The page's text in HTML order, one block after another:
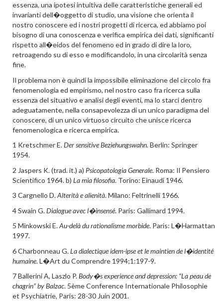
essenza, una ipotesi intuitiva delle caratteristiche generali ed
invarianti dell�oggetto di studio, una visione che orienta il
nostro conoscere ed i nostri progetti di ricerca, ed abbiamo poi
bisogno di una conoscenza e verifica empirica dei dati, significanti
rispetto all�eidos del fenomeno ed in grado di dire la loro,
retroagendo su di esso e modificandolo, in una circolarità senza
fine.
Il problema non è quindi la impossibile eliminazione del circolo fra
fenomenologia ed empirismo, nel nostro caso fra ricerca sulla
essenza del situativo e analisi degli eventi, ma lo starci dentro
adeguatamente, nella consapevolezza di un unico paradigma del
conoscere, di un unico virtuoso circuito che unisce ricerca
fenomenologica e ricerca empirica.
1 Kretschmer E.Der sensitive Beziehungswahn. Berlin: Springer
1954.
2 Jaspers K. (trad. it.) a) Psicopatologia Generale. Roma: Il Pensiero
Scientifico 1964. b) La mia filosofia. Torino: Einaudi 1946.
3 Cargnello D.Alterità e alienità. Milano: Feltrinelli 1966.
4 Swain G.Dialogue avec l�insensé. Paris: Gallimard 1994.
5 Minkowski E.Au-delà du rationalisme morbide. Paris: L�Harmattan
1997.
6 Charbonneau G.La dialectique idem-ipse et le maintien de l�identité
humaine. L�Art du Comprendre 1994;1:197-9.
7 Ballerini A, Laszlo P.Body�s experience and depression: “La peau de
chagrin” by Balzac. 5ème Conference Internationale Philosophie
et Psychiatrie, Paris: 28-30 Juin 2001.